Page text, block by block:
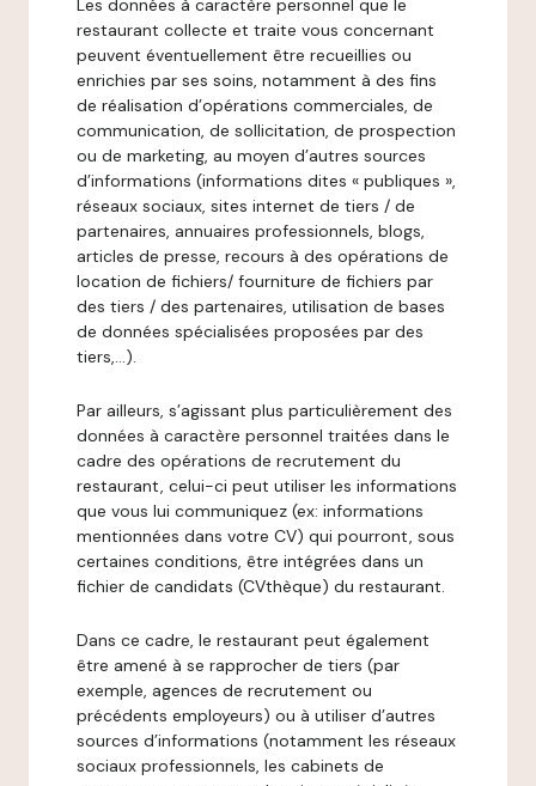
Les données à caractère personnel que le
restaurant collecte et traite vous concernant
peuvent éventuellement être recueillies ou
enrichies par ses soins, notamment à des fins
de réalisation d’opérations commerciales, de
communication, de sollicitation, de prospection
ou de marketing, au moyen d’autres sources
d’informations (informations dites « publiques »,
réseaux sociaux, sites internet de tiers / de
partenaires, annuaires professionnels, blogs,
articles de presse, recours à des opérations de
location de fichiers/ fourniture de fichiers par
des tiers / des partenaires, utilisation de bases
de données spécialisées proposées par des
tiers,…).
Par ailleurs, s’agissant plus particulièrement des
données à caractère personnel traitées dans le
cadre des opérations de recrutement du
restaurant, celui-ci peut utiliser les informations
que vous lui communiquez (ex: informations
mentionnées dans votre CV) qui pourront, sous
certaines conditions, être intégrées dans un
fichier de candidats (CVthèque) du restaurant.
Dans ce cadre, le restaurant peut également
être amené à se rapprocher de tiers (par
exemple, agences de recrutement ou
précédents employeurs) ou à utiliser d’autres
sources d’informations (notamment les réseaux
sociaux professionnels, les cabinets de